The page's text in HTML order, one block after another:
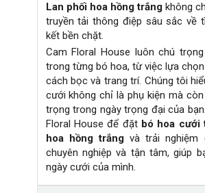
Lan phối hoa hồng trắng không
truyền tải thông điệp sâu sắc về
kết bền chặt.
Cam Floral House luôn chú
trong từng bó hoa, từ việc lựa
cách bọc và trang trí. Chúng tôi
cưới không chỉ là phụ kiện mà
trọng trong ngày trọng đại của
Floral House để đặt bó hoa cưới
hoa hồng trắngvà trải nghiệm
chuyên nghiệp và tận tâm, giúp
ngày cưới của mình.